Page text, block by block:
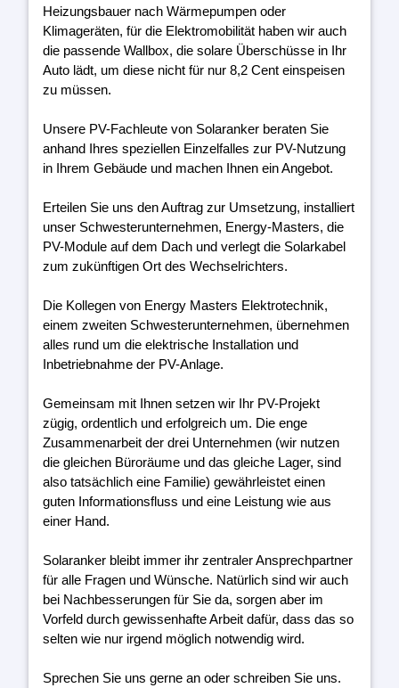
Heizungsbauer nach Wärmepumpen oder
Klimageräten, für die Elektromobilität haben wir auch
die passende Wallbox, die solare Überschüsse in Ihr
Auto lädt, um diese nicht für nur 8,2 Cent einspeisen
zu müssen.
Unsere PV-Fachleute von Solaranker beraten Sie
anhand Ihres speziellen Einzelfalles zur PV-Nutzung
in Ihrem Gebäude und machen Ihnen ein Angebot.
Erteilen Sie uns den Auftrag zur Umsetzung, installiert
unser Schwesterunternehmen, Energy-Masters, die
PV-Module auf dem Dach und verlegt die Solarkabel
zum zukünftigen Ort des Wechselrichters.
Die Kollegen von Energy Masters Elektrotechnik,
einem zweiten Schwesterunternehmen, übernehmen
alles rund um die elektrische Installation und
Inbetriebnahme der PV-Anlage.
Gemeinsam mit Ihnen setzen wir Ihr PV-Projekt
zügig, ordentlich und erfolgreich um. Die enge
Zusammenarbeit der drei Unternehmen (wir nutzen
die gleichen Büroräume und das gleiche Lager, sind
also tatsächlich eine Familie) gewährleistet einen
guten Informationsfluss und eine Leistung wie aus
einer Hand.
Solaranker bleibt immer ihr zentraler Ansprechpartner
für alle Fragen und Wünsche. Natürlich sind wir auch
bei Nachbesserungen für Sie da, sorgen aber im
Vorfeld durch gewissenhafte Arbeit dafür, dass das so
selten wie nur irgend möglich notwendig wird.
Sprechen Sie uns gerne an oder schreiben Sie uns.